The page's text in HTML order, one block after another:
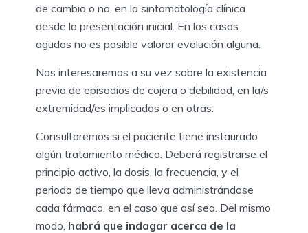
de cambio o no, en la sintomatología clínica
desde la presentación inicial. En los casos
agudos no es posible valorar evolución alguna.
Nos interesaremos a su vez sobre la existencia
previa de episodios de cojera o debilidad, en la/s
extremidad/es implicadas o en otras.
Consultaremos si el paciente tiene instaurado
algún tratamiento médico. Deberá registrarse el
principio activo, la dosis, la frecuencia, y el
periodo de tiempo que lleva administrándose
cada fármaco, en el caso que así sea. Del mismo
modo, habrá que indagar acerca de la